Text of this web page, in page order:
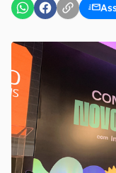
Confirmo que li,
Uso e Política